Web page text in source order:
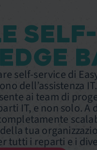
self-service di
dell’assistenza
ai team di
IT, e non solo. A
tua
tutti i reparti e i